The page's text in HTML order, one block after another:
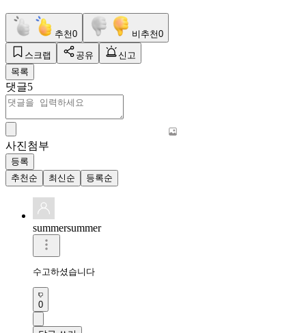
추천0 비추천0
스크랩 공유
신고
목록
댓글5
사진첨부
등록
추천순
최신순 등록순
summersummer
수고하셨습니다
0